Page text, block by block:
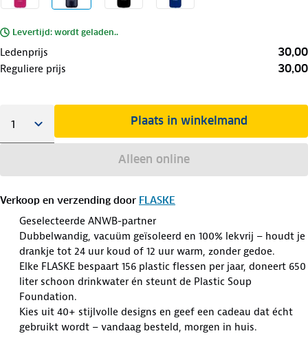
Levertijd: wordt geladen..
Ledenprijs 30,00
Reguliere prijs 30,00
Plaats in winkelmand
Alleen online
Verkoop en verzending door FLASKE
Geselecteerde ANWB-partner
Dubbelwandig, vacuüm geïsoleerd en 100% lekvrij – houdt je
drankje tot 24 uur koud of 12 uur warm, zonder gedoe.
Elke FLASKE bespaart 156 plastic flessen per jaar, doneert 650
liter schoon drinkwater én steunt de Plastic Soup
Foundation.
Kies uit 40+ stijlvolle designs en geef een cadeau dat écht
gebruikt wordt – vandaag besteld, morgen in huis.